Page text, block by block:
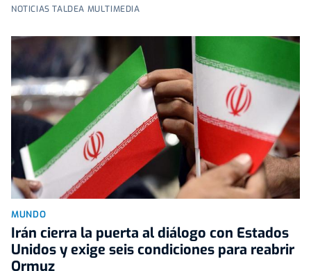
NOTICIAS TALDEA MULTIMEDIA
MUNDO
Irán cierra la puerta al diálogo con Estados
Unidos y exige seis condiciones para reabrir
Ormuz